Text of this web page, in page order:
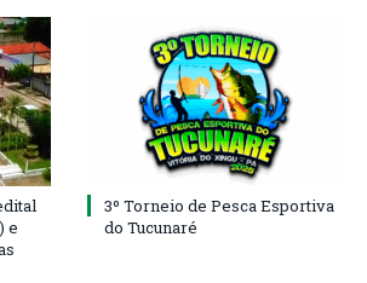
e
3º Torneio de Pesca Esportiva
do Tucunaré